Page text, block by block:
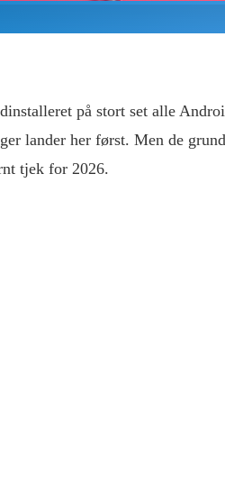
på stort set alle
lander her først. Men de
tjek for 2026.